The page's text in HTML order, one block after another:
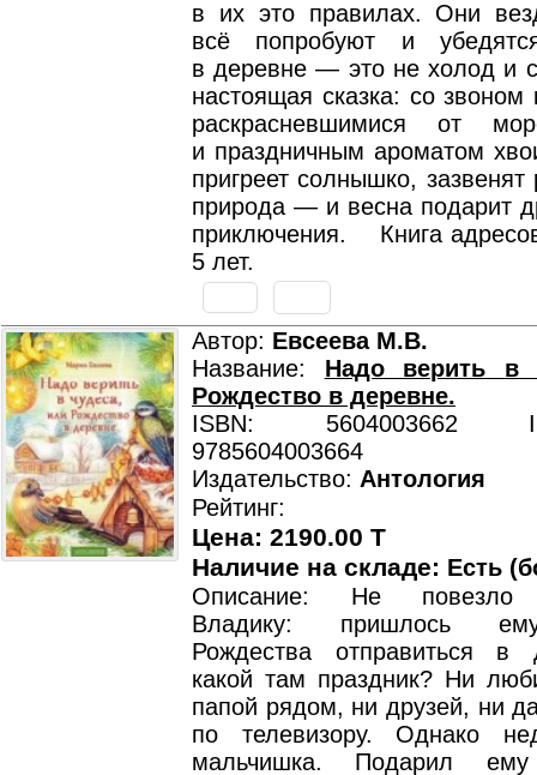
в их это правилах. Они
всё попробуют и
в деревне — это не холод и
настоящая сказка: со звоном
раскрасневшимися от
и праздничным ароматом
пригреет солнышко, зазвенят
природа — и весна подарит
приключения. Книга
5 лет.
Автор: Евсеева М.В.
Название: Надо верить в
Рождество в деревне.
ISBN: 5604003662
9785604003664
Издательство: Антология
Рейтинг:
Цена: 2190.00 T
Наличие на складе: Есть
Описание: Не повезло
Владику: пришлось
Рождества отправиться
какой там праздник? Ни
папой рядом, ни друзей, ни
по телевизору. Однако
мальчишка. Подарил